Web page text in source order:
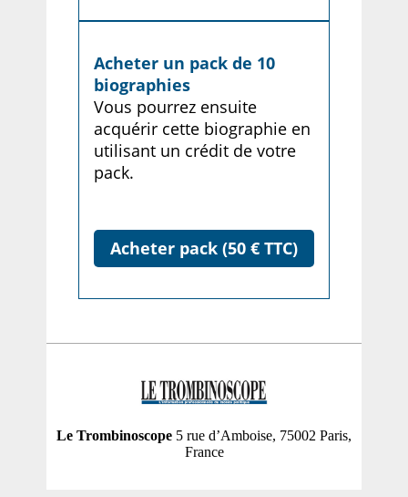
Acheter un pack de 10
biographies
Vous pourrez ensuite
acquérir cette biographie en
utilisant un crédit de votre
pack.
Acheter pack (50 € TTC)
Le Trombinoscope 5 rue d’Amboise, 75002 Paris,
France